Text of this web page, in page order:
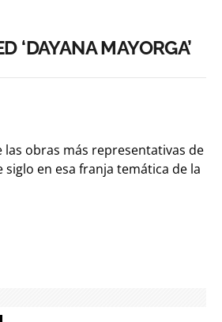
‘DAYANA MAYORGA’
las obras más representativas de
en esa franja temática de la